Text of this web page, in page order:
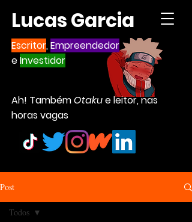
Lucas Garcia
Escritor,Empreendedor
eInvestidor
Ah! TambémOtakue leitor, nas
horas vagas
Post
Todos